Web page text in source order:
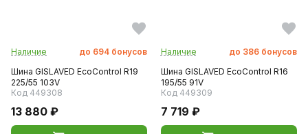
Наличие до 694 бонусов
Шина GISLAVED EcoControl R19
225/55 103V
Код 449308
13 880 ₽
Наличие до 386 бонусов
Шина GISLAVED EcoControl R16
195/55 91V
Код 449309
7 719 ₽